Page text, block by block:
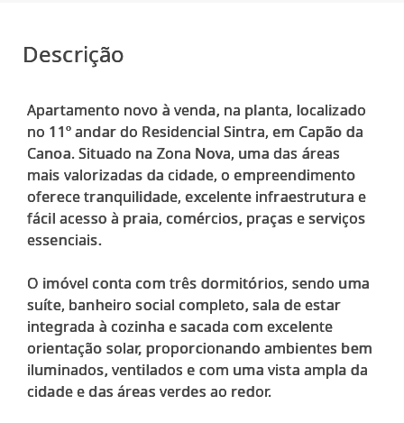
Descrição
Apartamento novo à venda, na planta, localizado
no 11º andar do Residencial Sintra, em Capão da
Canoa. Situado na Zona Nova, uma das áreas
mais valorizadas da cidade, o empreendimento
oferece tranquilidade, excelente infraestrutura e
fácil acesso à praia, comércios, praças e serviços
essenciais.
O imóvel conta com três dormitórios, sendo uma
suíte, banheiro social completo, sala de estar
integrada à cozinha e sacada com excelente
orientação solar, proporcionando ambientes bem
iluminados, ventilados e com uma vista ampla da
cidade e das áreas verdes ao redor.